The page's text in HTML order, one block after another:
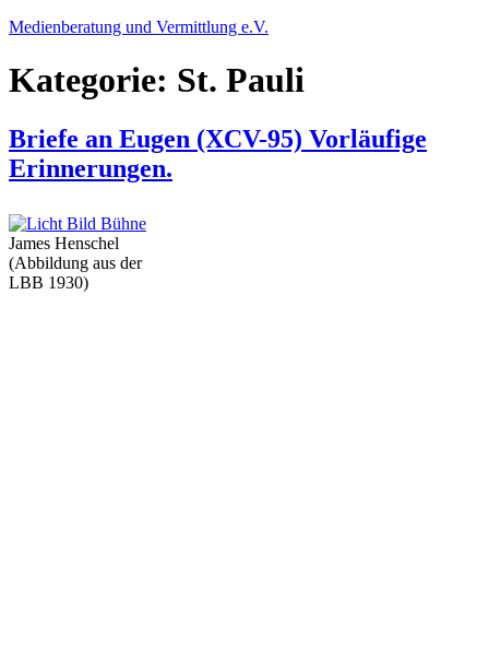
Zum
springen
Medienberatung und Vermittlung e.V.
Kategorie: St. Pauli
Briefe an Eugen (XCV-95) Vorläufige
Erinnerungen.
James Henschel
(Abbildung aus der
LBB 1930)